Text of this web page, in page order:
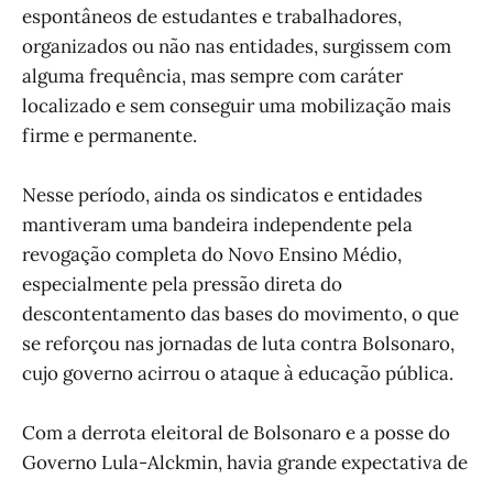
espontâneos de estudantes e trabalhadores,
organizados ou não nas entidades, surgissem com
alguma frequência, mas sempre com caráter
localizado e sem conseguir uma mobilização mais
firme e permanente.
Nesse período, ainda os sindicatos e entidades
mantiveram uma bandeira independente pela
revogação completa do Novo Ensino Médio,
especialmente pela pressão direta do
descontentamento das bases do movimento, o que
se reforçou nas jornadas de luta contra Bolsonaro,
cujo governo acirrou o ataque à educação pública.
Com a derrota eleitoral de Bolsonaro e a posse do
Governo Lula-Alckmin, havia grande expectativa de